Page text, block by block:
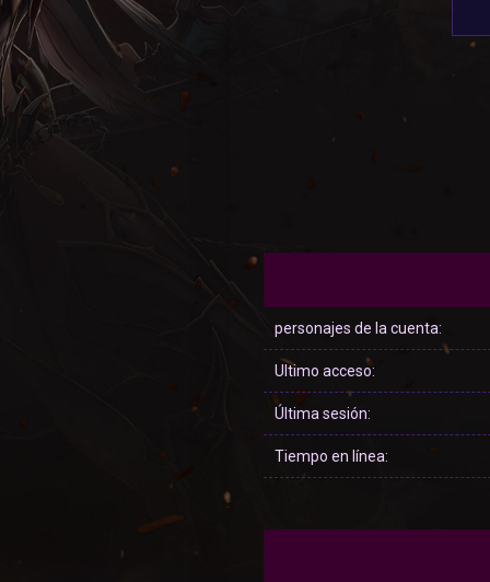
personajes de la cuenta:
Ultimo acceso:
Última sesión:
Tiempo en línea: